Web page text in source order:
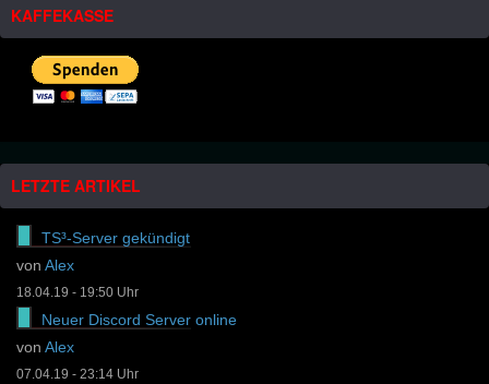
KAFFEKASSE
LETZTE ARTIKEL
TS³-Server gekündigt
von Alex
18.04.19 - 19:50 Uhr
Neuer Discord Server online
von Alex
07.04.19 - 23:14 Uhr